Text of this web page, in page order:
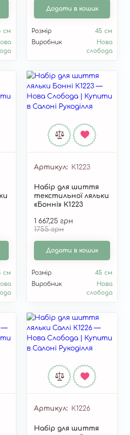
см
Додати в кошик
Розмір
45 см
Виробник
Нова
слобода
см
Артикул К1223
Набір для шиття
текстильної ляльки
«Бонні» К1223
1 667,25 грн
1755 грн
Додати в кошик
Розмір
45 см
Виробник
Нова
слобода
Артикул К1226
Набір для шиття